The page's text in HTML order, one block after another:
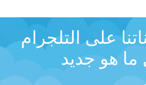
على التلجرام
هو جديد